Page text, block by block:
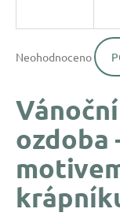
hodnocení
0,0
5
hvězdiček.
Neohodnoceno
ozdoba
í
?